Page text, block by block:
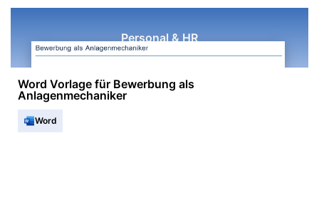
Personal & HR
Word Vorlage für Bewerbung als
Anlagenmechaniker
Word